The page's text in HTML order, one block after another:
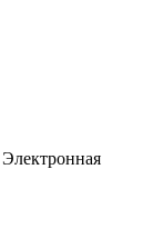
Электронная